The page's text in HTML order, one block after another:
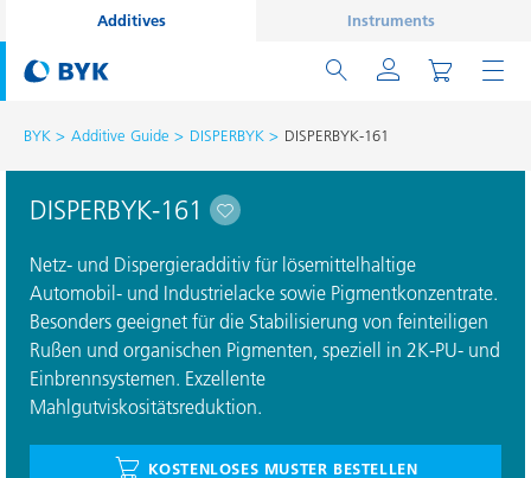
Additives Instruments
BYK Additive Guide DISPERBYK DISPERBYK-161
DISPERBYK-161
Netz- und Dispergieradditiv für lösemittelhaltige
Automobil- und Industrielacke sowie Pigmentkonzentrate.
Besonders geeignet für die Stabilisierung von feinteiligen
Rußen und organischen Pigmenten, speziell in 2K-PU- und
Einbrennsystemen. Exzellente
Mahlgutviskositätsreduktion.
KOSTENLOSES MUSTER BESTELLEN